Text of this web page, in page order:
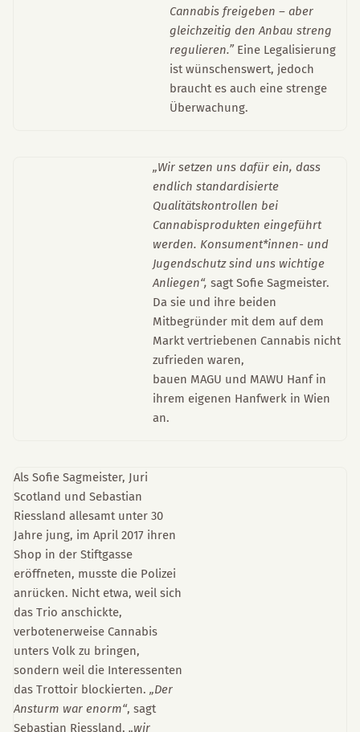
Cannabis freigeben – aber
gleichzeitig den Anbau streng
regulieren.”Eine Legalisierung
ist wünschenswert, jedoch
braucht es auch eine strenge
Überwachung.
„Wir setzen uns dafür ein, dass
endlich standardisierte
Qualitätskontrollen bei
Cannabisprodukten eingeführt
werden. Konsument*innen- und
Jugendschutz sind uns wichtige
Anliegen“,sagt Sofie Sagmeister.
Da sie und ihre beiden
Mitbegründer mit dem auf dem
Markt vertriebenen Cannabis nicht
zufrieden waren,
bauen MAGU und MAWU Hanf in
ihrem eigenen Hanfwerk in Wien
an.
Als Sofie Sagmeister, Juri
Scotland und Sebastian
Riessland allesamt unter 30
Jahre jung, im April 2017 ihren
Shop in der Stiftgasse
eröffneten, musste die Polizei
anrücken. Nicht etwa, weil sich
das Trio anschickte,
verbotenerweise Cannabis
unters Volk zu bringen,
sondern weil die Interessenten
das Trottoir blockierten. „Der
Ansturm war enorm“, sagt
Sebastian Riessland, „wir